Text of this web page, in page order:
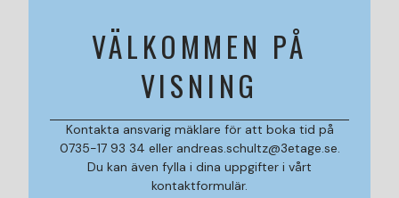
VÄLKOMMEN PÅ
VISNING
Kontakta ansvarig mäklare för att boka tid på
0735-17 93 34 eller andreas.schultz@3etage.se.
Du kan även fylla i dina uppgifter i vårt
kontaktformulär.